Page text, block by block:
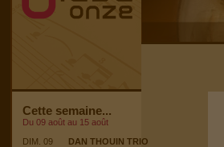
Cette semaine...
Du 09 août au 15 août
DIM. 09
DAN THOUIN TRIO